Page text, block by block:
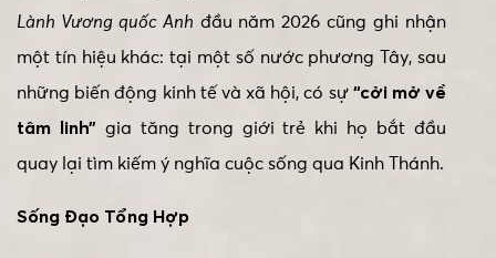
Lành Vương quốc Anh đầu năm 2026 cũng ghi nhận
một tín hiệu khác: tại một số nước phương Tây, sau
những biến động kinh tế và xã hội, có sự “cởi mở về
tâm linh” gia tăng trong giới trẻ khi họ bắt đầu
quay lại tìm kiếm ý nghĩa cuộc sống qua Kinh Thánh.
Sống Đạo Tổng Hợp